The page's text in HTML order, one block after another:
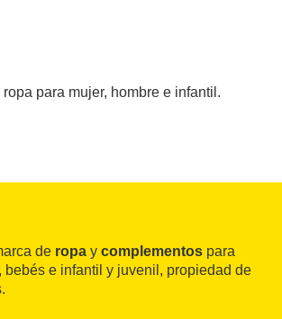
ropa para mujer, hombre e infantil.
de ropa y complementos para
bebés e infantil y juvenil, propiedad de